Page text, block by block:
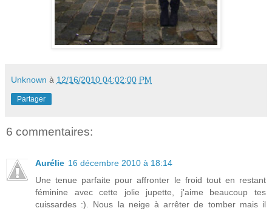
Unknown à 12/16/2010 04:02:00 PM
Partager
6 commentaires:
Aurélie 16 décembre 2010 à 18:14
Une tenue parfaite pour affronter le froid tout en restant
féminine avec cette jolie jupette, j'aime beaucoup tes
cuissardes :). Nous la neige à arrêter de tomber mais il